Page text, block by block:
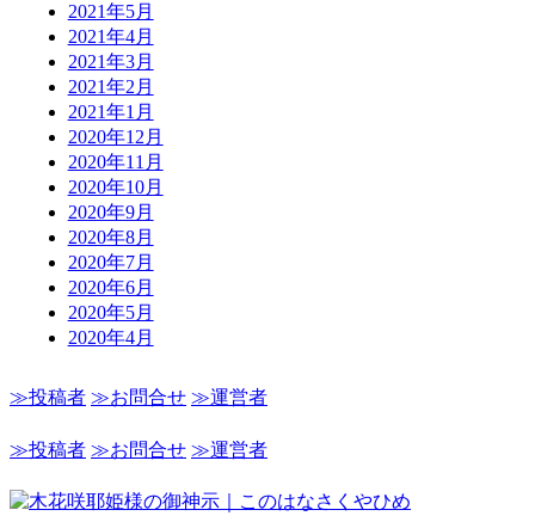
2021年5月
2021年4月
2021年3月
2021年2月
2021年1月
2020年12月
2020年11月
2020年10月
2020年9月
2020年8月
2020年7月
2020年6月
2020年5月
2020年4月
≫投稿者 ≫お問合せ ≫運営者
≫投稿者 ≫お問合せ ≫運営者